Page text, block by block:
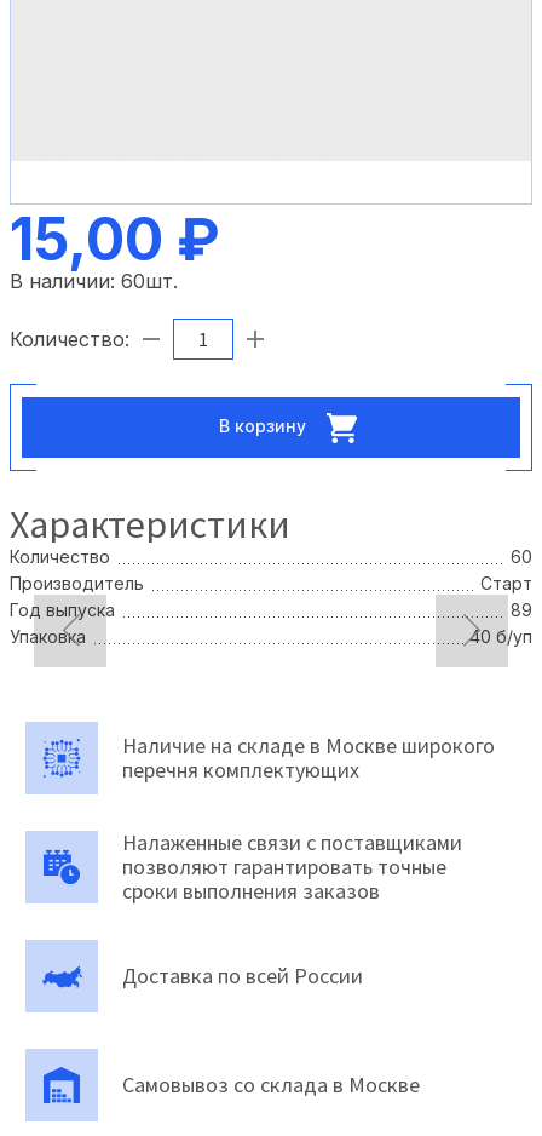
15,00 ₽
В наличии: 60шт.
Количество:
В корзину
Характеристики
Количество
60
Производитель
Старт
Год выпуска
89
Упаковка
40 б/уп
Наличие на складе в Москве широкого
перечня комплектующих
Налаженные связи с поставщиками
позволяют гарантировать точные
сроки выполнения заказов
Доставка по всей России
Самовывоз со склада в Москве